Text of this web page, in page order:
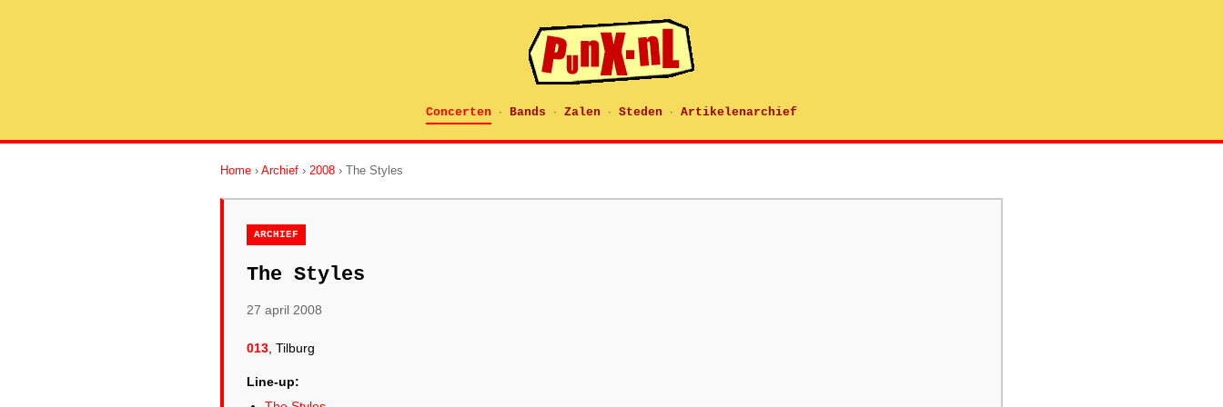
Concerten · Bands · Zalen · Steden · Artikelenarchief
Home › Archief › 2008 › The Styles
ARCHIEF
The Styles
27 april 2008
013 , Tilburg
Line-up: